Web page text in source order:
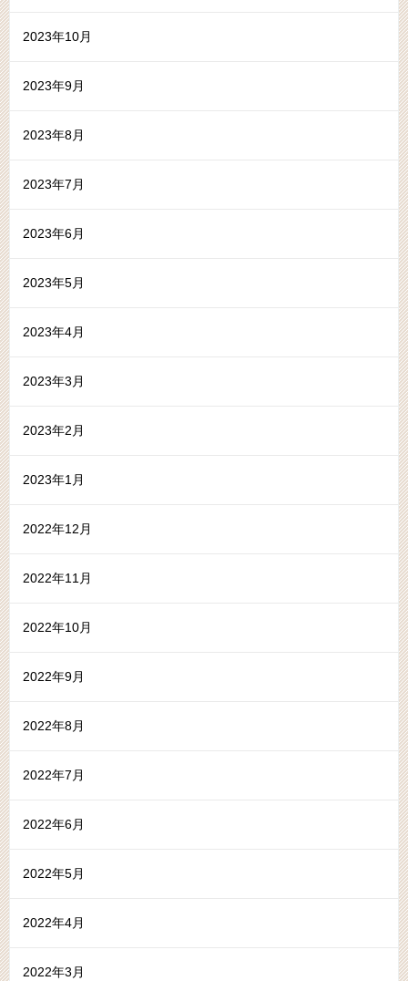
2023年10月
2023年9月
2023年8月
2023年7月
2023年6月
2023年5月
2023年4月
2023年3月
2023年2月
2023年1月
2022年12月
2022年11月
2022年10月
2022年9月
2022年8月
2022年7月
2022年6月
2022年5月
2022年4月
2022年3月